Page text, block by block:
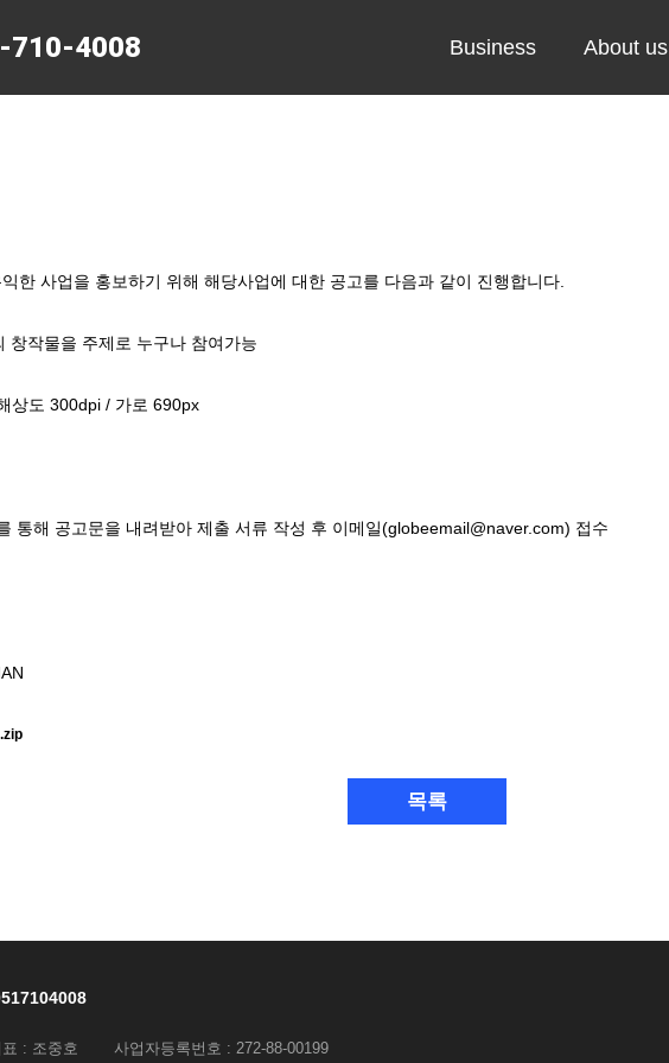
710-4008 Business About us
한 사업을 홍보하기 위해 해당사업에 대한 공고를 다음과 같이 진행합니다.
창작물을 주제로 누구나 참여가능
상도 300dpi / 가로 690px
통해 공고문을 내려받아 제출 서류 작성 후 이메일(globeemail@naver.com) 접수
목록
표 : 조중호
사업자등록번호 : 272-88-00199